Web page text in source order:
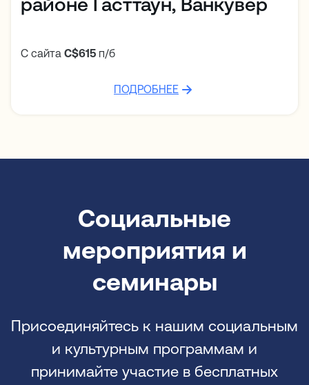
С сайта C$615 п/б
ПОДРОБНЕЕ
Социальные
мероприятия и
семинары
Присоединяйтесь к нашим социальным
и культурным программам и
принимайте участие в бесплатных